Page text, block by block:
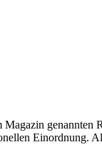
genannten
Einordnung.